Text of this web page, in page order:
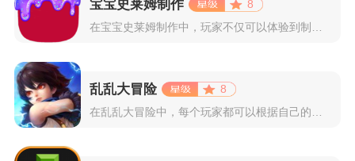
宝宝史莱姆制作
8
乱乱大冒险
8